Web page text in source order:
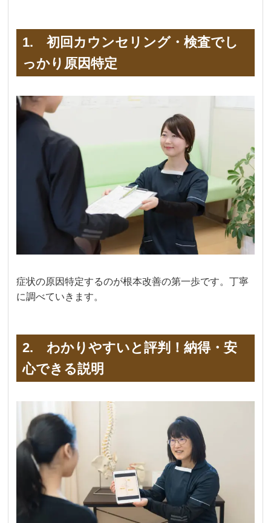
1. 初回カウンセリング・検査でし
っかり原因特定
症状の原因特定するのが根本改善の第一歩です。丁寧
に調べていきます。
2. わかりやすいと評判！納得・安
心できる説明